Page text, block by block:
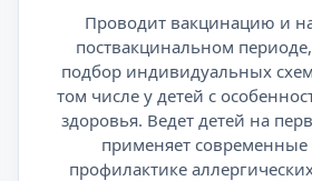
Проводит вакцинацию и
поствакцинальном
подбор индивидуальных
том числе у детей с
здоровья. Ведет детей на
применяет
профилактике